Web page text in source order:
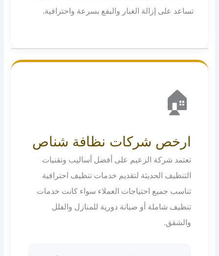
تساعد على إزالة الغبار والبقع بسرعة واحترافية.
🏠
ارخص شركات نظافة شناص
تعتمد شركة الزعيم على أفضل أساليب وتقنيات
التنظيف الحديثة لتقديم خدمات تنظيف احترافية
تناسب جميع احتياجات العملاء سواء كانت خدمات
تنظيف شاملة أو صيانة دورية للمنازل والفلل
والشقق.